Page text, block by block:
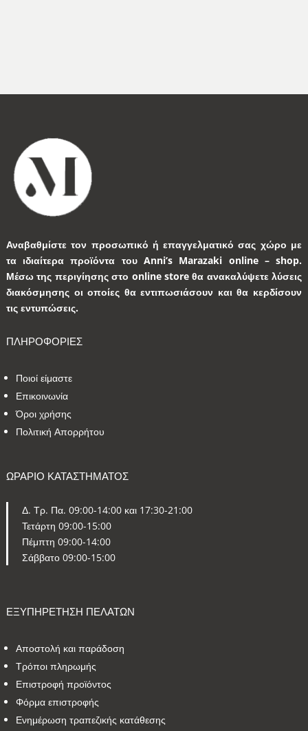
Αναβαθμίστε τον προσωπικό ή επαγγελματικό σας χώρο με
τα ιδιαίτερα προϊόντα του Anni’s Marazaki online – shop.
Μέσω της περιγίησης στο online store θα ανακαλύψετε λύσεις
διακόσμησης οι οποίες θα εντιπωσιάσουν και θα κερδίσουν
τις εντυπώσεις.
ΠΛΗΡΟΦΟΡΙΕΣ
Ποιοί είμαστε
Επικοινωνία
Όροι χρήσης
Πολιτική Απορρήτου
ΩΡΑΡΙΟ ΚΑΤΑΣΤΗΜΑΤΟΣ
Δ. Τρ. Πα. 09:00-14:00 και 17:30-21:00
Τετάρτη 09:00-15:00
Πέμπτη 09:00-14:00
Σάββατο 09:00-15:00
ΕΞΥΠΗΡΕΤΗΣΗ ΠΕΛΑΤΩΝ
Αποστολή και παράδοση
Τρόποι πληρωμής
Επιστροφή προϊόντος
Φόρμα επιστροφής
Ενημέρωση τραπεζικής κατάθεσης